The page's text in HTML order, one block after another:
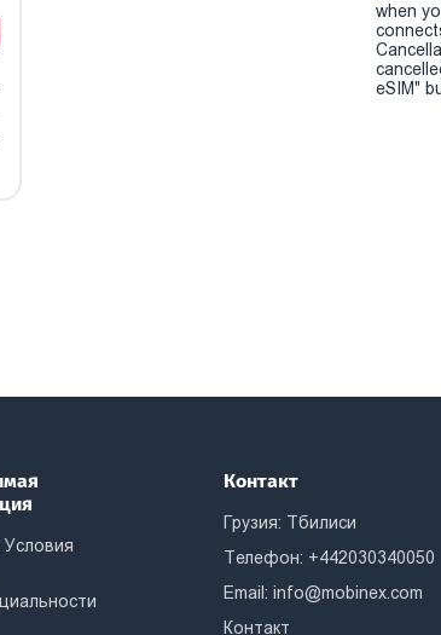
when
eSIM"
Условия
Контакт
Грузия: Тбилиси
Телефон: +442030340050
Email:info@mobinex.com
Контакт